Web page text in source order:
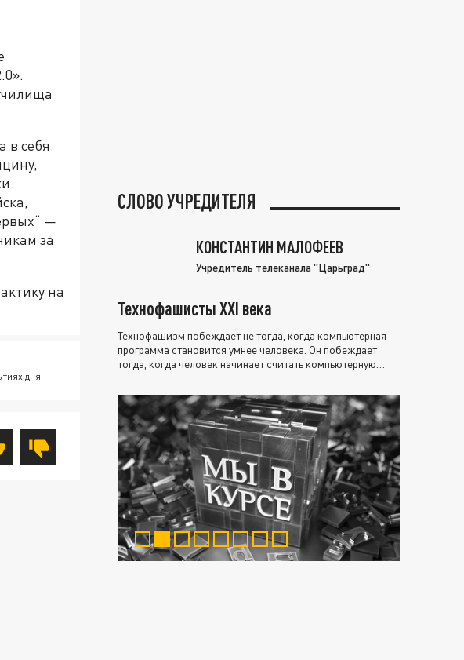
в себя
—
за
на
дня.
СЛОВО УЧРЕДИТЕЛЯ
КОНСТАНТИН МАЛОФЕЕВ
Учредитель телеканала "Царьград"
Технофашисты XXI века
Технофашизм побеждает не тогда, когда компьютерная
программа становится умнее человека. Он побеждает
тогда, когда человек начинает считать компьютерную